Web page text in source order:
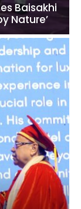
Baisakhi
Nature’